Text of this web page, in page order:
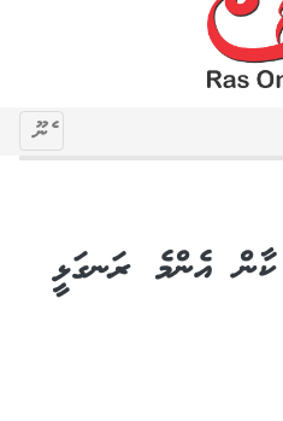
މެނޫ
އެންމެ ރަނގަޅީ